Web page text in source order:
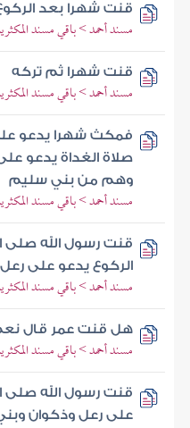
قنت شهرا بعد
مسند أحمد > باقي مسند
قنت شهرا ثم تركه
مسند أحمد > باقي مسند
فمكث شهرا يدعو
صلاة الغداة يدعو
وهم من بني سليم
مسند أحمد > باقي مسند
قنت رسول الله صلى
الركوع يدعو على
مسند أحمد > باقي مسند
هل قنت عمر قال
مسند أحمد > باقي مسند
قنت رسول الله صلى
على رعل وذكوان